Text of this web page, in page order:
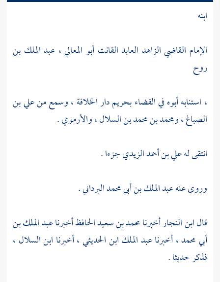
ابنه
الإمام القاضي الزاهد العابد القانت أبو المعالي ، عبد الملك بن
روح
، استنابه أبوه في القضاء بحريم دار الخلافة ، وسمع منعلي بن
الصباغ،ومحمد بن محمد بن السلال،والأرموي.
انتقى لهعلي بن أحمد الزيديجزءا .
وروى عنهعبد الملك بن أبي محمد البرداني.
قالابن النجارأخبرنامحمد بن سعيد الحافظأخبرناعبد الملك بن
أبي محمد، أخبرناعبد الملك ابن الحديثي، أخبرنا ابن السلال ،
فذكر حديثا .